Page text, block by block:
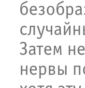
Затем
нервы